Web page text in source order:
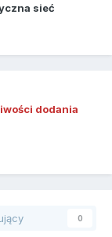
sieć
dodania
0